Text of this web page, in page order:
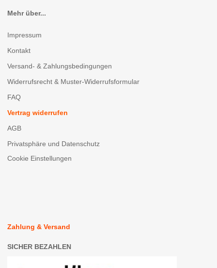
Mehr über...
Impressum
Kontakt
Versand- & Zahlungsbedingungen
Widerrufsrecht & Muster-Widerrufsformular
FAQ
Vertrag widerrufen
AGB
Privatsphäre und Datenschutz
Cookie Einstellungen
Zahlung & Versand
SICHER BEZAHLEN